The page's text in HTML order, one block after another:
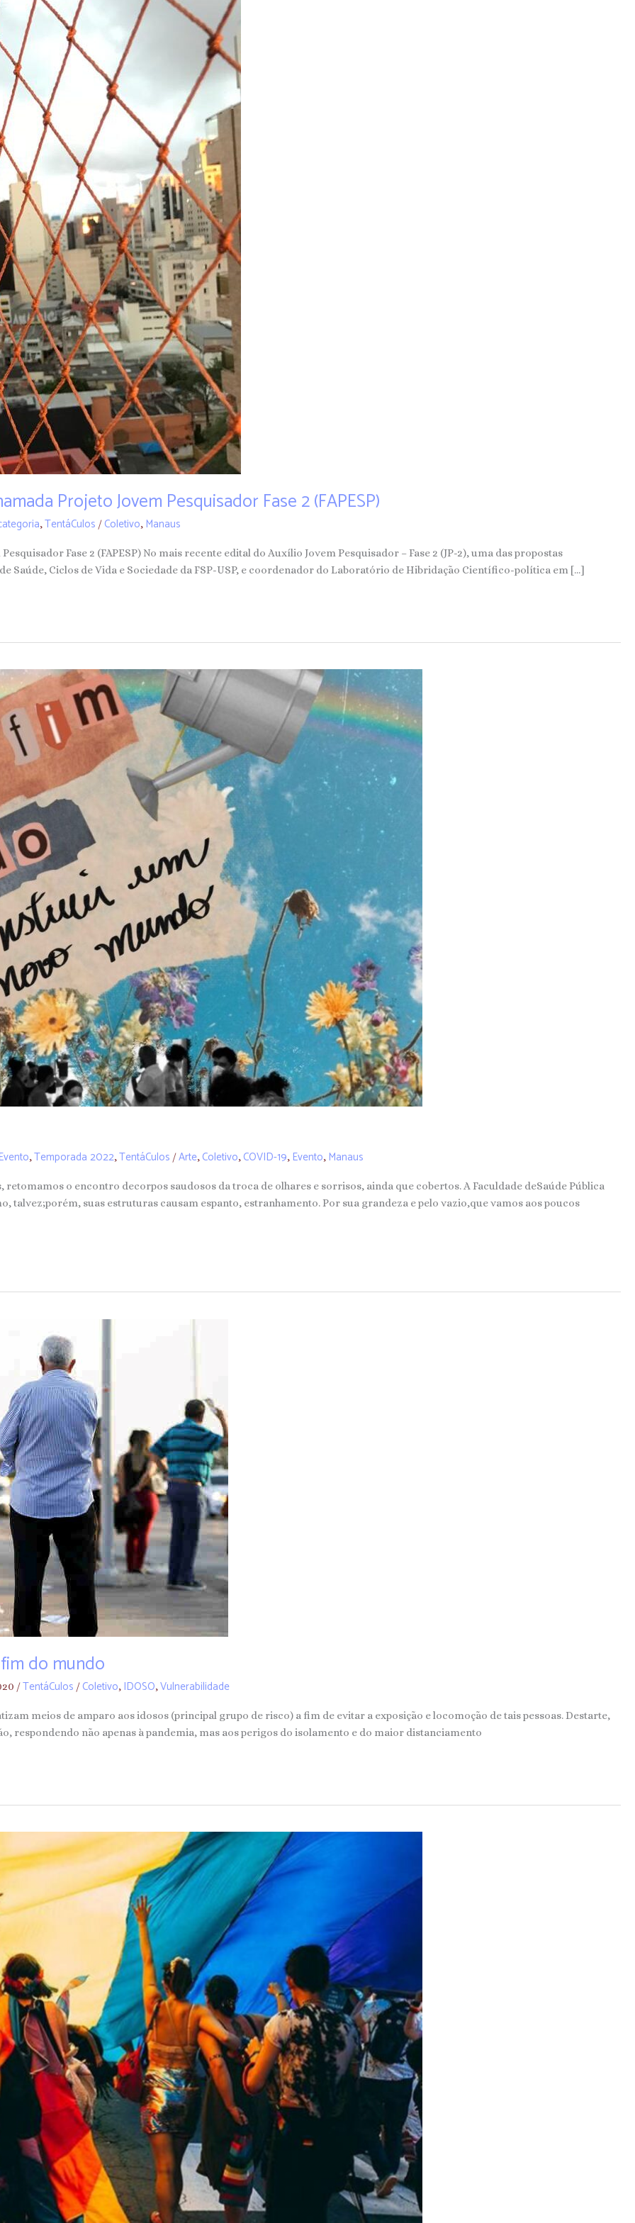
Projeto Jovem Pesquisador Fase 2 (FAPESP)
,TentáCulos / Coletivo, Manaus
Fase 2 (FAPESP) No mais recente edital do Auxílio Jovem Pesquisador – Fase 2 (JP-2), uma das propostas
Saúde, Ciclos de Vida e Sociedade da FSP-USP, e coordenador do Laboratório de Hibridação Científico-política em […]
Evento, Temporada 2022, TentáCulos /Arte, Coletivo, COVID-19, Evento, Manaus
o encontro decorpos saudosos da troca de olhares e sorrisos, ainda que cobertos. A Faculdade deSaúde Pública
talvez;porém, suas estruturas causam espanto, estranhamento. Por sua grandeza e pelo vazio,que vamos aos poucos
do mundo
/TentáCulos / Coletivo, IDOSO,Vulnerabilidade
meios de amparo aos idosos (principal grupo de risco) a fim de evitar a exposição e locomoção de tais pessoas. Destarte,
respondendo não apenas à pandemia, mas aos perigos do isolamento e do maior distanciamento